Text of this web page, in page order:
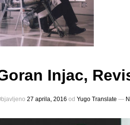
Injac,
27 aprila, 2016 оd Yugo Translate —